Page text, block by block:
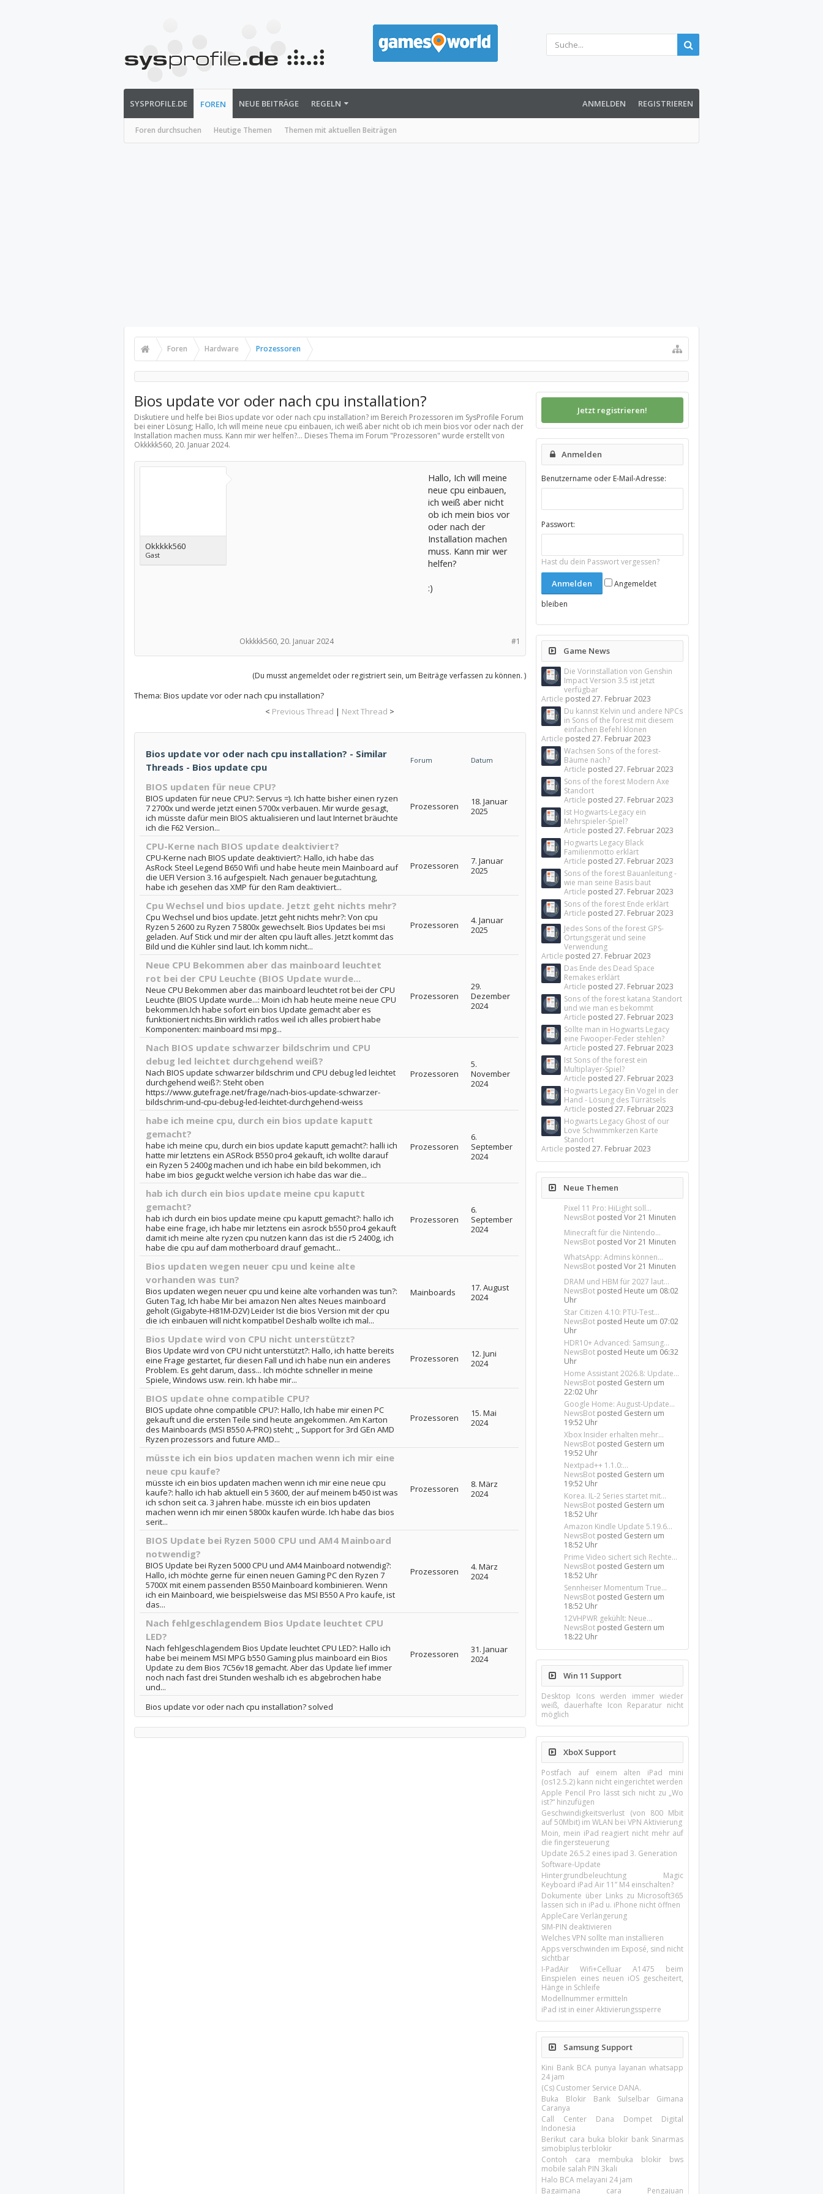
SYSPROFILE.DE FOREN
Foren durchsuchen Heutige Themen Themen mit aktuellen Beiträgen
NEUE BEITRÄGE REGELN ANMELDEN REGISTRIEREN
Foren Hardware Prozessoren
Bios update vor oder nach cpu installation?
Diskutiere und helfe bei Bios update vor oder nach cpu installation? im Bereich Prozessoren im SysProfile Forum
bei einer Lösung; Hallo, Ich will meine neue cpu einbauen, ich weiß aber nicht ob ich mein bios vor oder nach der
Installation machen muss. Kann mir wer helfen?... Dieses Thema im Forum "Prozessoren" wurde erstellt von
Okkkkk560, 20. Januar 2024.
Okkkkk560
Gast
Hallo, Ich will meine
neue cpu einbauen,
ich weiß aber nicht
ob ich mein bios vor
oder nach der
Installation machen
muss. Kann mir wer
helfen?
:)
#1
Okkkkk560, 20. Januar 2024
(Du musst angemeldet oder registriert sein, um Beiträge verfassen zu können. )
Thema: Bios update vor oder nach cpu installation?
< Previous Thread | Next Thread >
Bios update vor oder nach cpu installation? - Similar
Threads - Bios update cpu
Forum Datum
BIOS updaten für neue CPU?
BIOS updaten für neue CPU?: Servus =). Ich hatte bisher einen ryzen
7 2700x und werde jetzt einen 5700x verbauen. Mir wurde gesagt,
ich müsste dafür mein BIOS aktualisieren und laut Internet bräuchte
ich die F62 Version...
Prozessoren
18. Januar
2025
CPU-Kerne nach BIOS update deaktiviert?
CPU-Kerne nach BIOS update deaktiviert?: Hallo, ich habe das
AsRock Steel Legend B650 Wifi und habe heute mein Mainboard auf
die UEFI Version 3.16 aufgespielt. Nach genauer begutachtung,
habe ich gesehen das XMP für den Ram deaktiviert...
Prozessoren
7. Januar
2025
Cpu Wechsel und bios update. Jetzt geht nichts mehr?
Cpu Wechsel und bios update. Jetzt geht nichts mehr?: Von cpu
Ryzen 5 2600 zu Ryzen 7 5800x gewechselt. Bios Updates bei msi
geladen. Auf Stick und mir der alten cpu läuft alles. Jetzt kommt das
Bild und die Kühler sind laut. Ich komm nicht...
Prozessoren
4. Januar
2025
Neue CPU Bekommen aber das mainboard leuchtet
rot bei der CPU Leuchte (BIOS Update wurde...
Neue CPU Bekommen aber das mainboard leuchtet rot bei der CPU
Leuchte (BIOS Update wurde...: Moin ich hab heute meine neue CPU
bekommen.Ich habe sofort ein bios Update gemacht aber es
funktioniert nichts.Bin wirklich ratlos weil ich alles probiert habe
Komponenten: mainboard msi mpg...
Prozessoren
29.
Dezember
2024
Nach BIOS update schwarzer bildschrim und CPU
debug led leichtet durchgehend weiß?
Nach BIOS update schwarzer bildschrim und CPU debug led leichtet
durchgehend weiß?: Steht oben
https://www.gutefrage.net/frage/nach-bios-update-schwarzer-
bildschrim-und-cpu-debug-led-leichtet-durchgehend-weiss
Prozessoren
5.
November
2024
habe ich meine cpu, durch ein bios update kaputt
gemacht?
habe ich meine cpu, durch ein bios update kaputt gemacht?: halli ich
hatte mir letztens ein ASRock B550 pro4 gekauft, ich wollte darauf
ein Ryzen 5 2400g machen und ich habe ein bild bekommen, ich
habe im bios geguckt welche version ich habe das war die...
Prozessoren
6.
September
2024
hab ich durch ein bios update meine cpu kaputt
gemacht?
hab ich durch ein bios update meine cpu kaputt gemacht?: hallo ich
habe eine frage, ich habe mir letztens ein asrock b550 pro4 gekauft
damit ich meine alte ryzen cpu nutzen kann das ist die r5 2400g, ich
habe die cpu auf dam motherboard drauf gemacht...
Prozessoren
6.
September
2024
Bios updaten wegen neuer cpu und keine alte
vorhanden was tun?
Bios updaten wegen neuer cpu und keine alte vorhanden was tun?:
Guten Tag, Ich habe Mir bei amazon Nen altes Neues mainboard
geholt (Gigabyte-H81M-D2V) Leider Ist die bios Version mit der cpu
die ich einbauen will nicht kompatibel Deshalb wollte ich mal...
Mainboards
17. August
2024
Bios Update wird von CPU nicht unterstützt?
Bios Update wird von CPU nicht unterstützt?: Hallo, ich hatte bereits
eine Frage gestartet, für diesen Fall und ich habe nun ein anderes
Problem. Es geht darum, dass... Ich möchte schneller in meine
Spiele, Windows usw. rein. Ich habe mir...
Prozessoren
12. Juni
2024
BIOS update ohne compatible CPU?
BIOS update ohne compatible CPU?: Hallo, Ich habe mir einen PC
gekauft und die ersten Teile sind heute angekommen. Am Karton
des Mainboards (MSI B550 A-PRO) steht; ,, Support for 3rd GEn AMD
Ryzen prozessors and future AMD...
Prozessoren
15. Mai
2024
müsste ich ein bios updaten machen wenn ich mir eine
neue cpu kaufe?
müsste ich ein bios updaten machen wenn ich mir eine neue cpu
kaufe?: hallo ich hab aktuell ein 5 3600, der auf meinem b450 ist was
ich schon seit ca. 3 jahren habe. müsste ich ein bios updaten
machen wenn ich mir einen 5800x kaufen würde. Ich habe das bios
serit...
Prozessoren
8. März
2024
BIOS Update bei Ryzen 5000 CPU und AM4 Mainboard
notwendig?
BIOS Update bei Ryzen 5000 CPU und AM4 Mainboard notwendig?:
Hallo, ich möchte gerne für einen neuen Gaming PC den Ryzen 7
5700X mit einem passenden B550 Mainboard kombinieren. Wenn
ich ein Mainboard, wie beispielsweise das MSI B550 A Pro kaufe, ist
das...
Prozessoren
4. März
2024
Nach fehlgeschlagendem Bios Update leuchtet CPU
LED?
Nach fehlgeschlagendem Bios Update leuchtet CPU LED?: Hallo ich
habe bei meinem MSI MPG b550 Gaming plus mainboard ein Bios
Update zu dem Bios 7C56v18 gemacht. Aber das Update lief immer
noch nach fast drei Stunden weshalb ich es abgebrochen habe
und...
Prozessoren
31. Januar
2024
Bios update vor oder nach cpu installation? solved
Jetzt registrieren!
Anmelden
Benutzername oder E-Mail-Adresse:
Passwort:
Hast du dein Passwort vergessen?
Angemeldet
bleiben
Game News
Die Vorinstallation von Genshin
Impact Version 3.5 ist jetzt
verfügbar
Article posted27. Februar 2023
Du kannst Kelvin und andere NPCs
in Sons of the forest mit diesem
einfachen Befehl klonen
Article posted27. Februar 2023
Wachsen Sons of the forest-
Bäume nach?
Article posted27. Februar 2023
Sons of the forest Modern Axe
Standort
Article posted27. Februar 2023
Ist Hogwarts-Legacy ein
Mehrspieler-Spiel?
Article posted27. Februar 2023
Hogwarts Legacy Black
Familienmotto erklärt
Article posted27. Februar 2023
Sons of the forest Bauanleitung -
wie man seine Basis baut
Article posted27. Februar 2023
Sons of the forest Ende erklärt
Article posted27. Februar 2023
Jedes Sons of the forest GPS-
Ortungsgerät und seine
Verwendung
Article posted27. Februar 2023
Das Ende des Dead Space
Remakes erklärt
Article posted27. Februar 2023
Sons of the forest katana Standort
und wie man es bekommt
Article posted27. Februar 2023
Sollte man in Hogwarts Legacy
eine Fwooper-Feder stehlen?
Article posted27. Februar 2023
Ist Sons of the forest ein
Multiplayer-Spiel?
Article posted27. Februar 2023
Hogwarts Legacy Ein Vogel in der
Hand - Lösung des Türrätsels
Article posted27. Februar 2023
Hogwarts Legacy Ghost of our
Love Schwimmkerzen Karte
Standort
Article posted27. Februar 2023
Neue Themen
Pixel 11 Pro: HiLight soll...
NewsBot postedVor 21 Minuten
Minecraft für die Nintendo...
NewsBot postedVor 21 Minuten
WhatsApp: Admins können...
NewsBot postedVor 21 Minuten
DRAM und HBM für 2027 laut...
NewsBot posted Heute um 08:02
Uhr
Star Citizen 4.10: PTU-Test...
NewsBot posted Heute um 07:02
Uhr
HDR10+ Advanced: Samsung...
NewsBot posted Heute um 06:32
Uhr
Home Assistant 2026.8: Update...
NewsBot posted Gestern um
22:02 Uhr
Google Home: August-Update...
NewsBot posted Gestern um
19:52 Uhr
Xbox Insider erhalten mehr...
NewsBot posted Gestern um
19:52 Uhr
Nextpad++ 1.1.0:...
NewsBot posted Gestern um
19:52 Uhr
Korea. IL-2 Series startet mit...
NewsBot posted Gestern um
18:52 Uhr
Amazon Kindle Update 5.19.6...
NewsBot posted Gestern um
18:52 Uhr
Prime Video sichert sich Rechte...
NewsBot posted Gestern um
18:52 Uhr
Sennheiser Momentum True...
NewsBot posted Gestern um
18:52 Uhr
12VHPWR gekühlt: Neue...
NewsBot posted Gestern um
18:22 Uhr
Win 11 Support
Desktop Icons werden immer wieder
weiß, dauerhafte Icon Reparatur nicht
möglich
XboX Support
Postfach auf einem alten iPad mini
(os12.5.2) kann nicht eingerichtet werden
Apple Pencil Pro lässt sich nicht zu „Wo
ist?“ hinzufügen
Geschwindigkeitsverlust (von 800 Mbit
auf 50Mbit) im WLAN bei VPN Aktivierung
Moin, mein iPad reagiert nicht mehr auf
die fingersteuerung
Update 26.5.2 eines ipad 3. Generation
Software-Update
Hintergrundbeleuchtung Magic
Keyboard iPad Air 11’’ M4 einschalten?
Dokumente über Links zu Microsoft365
lassen sich in iPad u. iPhone nicht öffnen
AppleCare Verlängerung
SIM-PIN deaktivieren
Welches VPN sollte man installieren
Apps verschwinden im Exposé, sind nicht
sichtbar
I-PadAir Wifi+Celluar A1475 beim
Einspielen eines neuen iOS gescheitert,
Hänge in Schleife
Modellnummer ermitteln
iPad ist in einer Aktivierungssperre
Samsung Support
Kini Bank BCA punya layanan whatsapp
24 jam
(Cs) Customer Service DANA.
Buka Blokir Bank Sulselbar Gimana
Caranya
Call Center Dana Dompet Digital
Indonesia
Berikut cara buka blokir bank Sinarmas
simobiplus terblokir
Contoh cara membuka blokir bws
mobile salah PIN 3kali
Halo BCA melayani 24 jam
Bagaimana cara Pengajuan